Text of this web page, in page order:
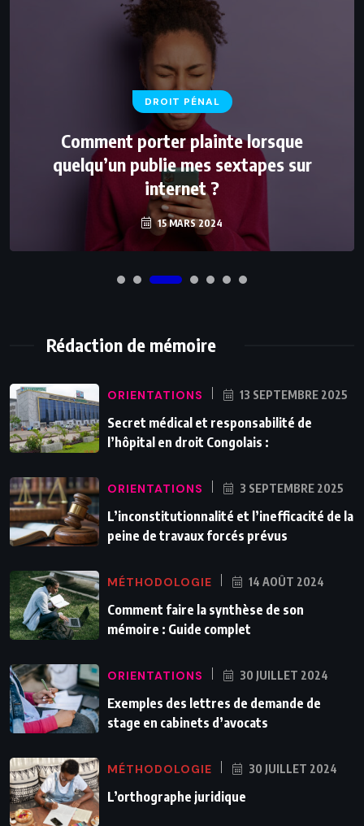
DROIT PÉNAL
Comment porter plainte lorsque
quelqu’un publie mes sextapes sur
internet ?
15 MARS 2024
Rédaction de mémoire
ORIENTATIONS 13 SEPTEMBRE 2025
Secret médical et responsabilité de
l’hôpital en droit Congolais :
ORIENTATIONS 3 SEPTEMBRE 2025
L’inconstitutionnalité et l’inefficacité de la
peine de travaux forcés prévus
MÉTHODOLOGIE 14 AOÛT 2024
Comment faire la synthèse de son
mémoire : Guide complet
ORIENTATIONS 30 JUILLET 2024
Exemples des lettres de demande de
stage en cabinets d’avocats
MÉTHODOLOGIE 30 JUILLET 2024
L’orthographe juridique